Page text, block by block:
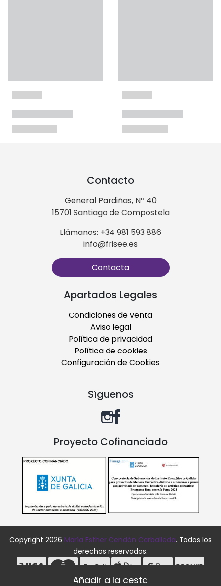
Contacto
General Pardiñas, Nº 40
15701 Santiago de Compostela
Llámanos: +34 981 593 886
info@frisee.es
Contacta
Apartados Legales
Condiciones de venta
Aviso legal
Política de privacidad
Política de cookies
Configuración de Cookies
Síguenos
Proyecto Cofinanciado
Copyright 2026 María Esther Cendón Carballeda. Todos los
derechos reservados.
Desarrollado porMEIGASOFT. Tecnología